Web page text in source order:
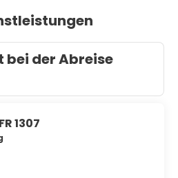
bei der Abreise
1307